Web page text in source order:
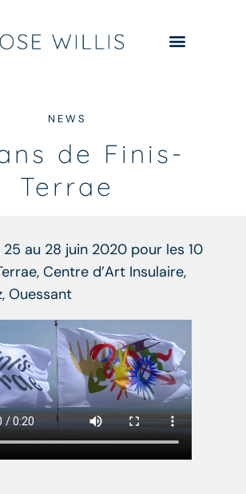
NEWS
de Finis-
Terrae
au 28 juin 2020 pour les 10
Centre d’Art Insulaire,
Ouessant